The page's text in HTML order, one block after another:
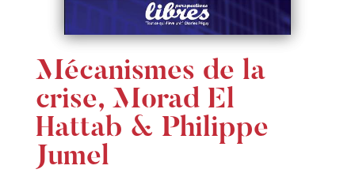
Mécanismes de la
crise, Morad El
Hattab & Philippe
Jumel